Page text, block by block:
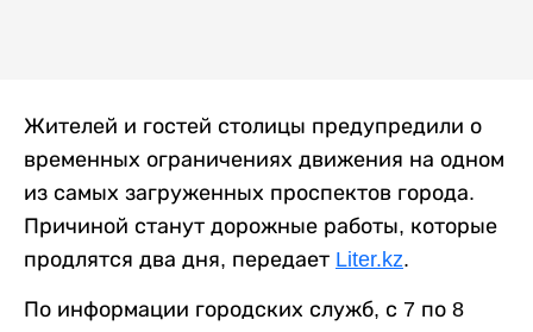
Жителей и гостей столицы предупредили о
временных ограничениях движения на одном
из самых загруженных проспектов города.
Причиной станут дорожные работы, которые
продлятся два дня, передает Liter.kz.
По информации городских служб, с 7 по 8